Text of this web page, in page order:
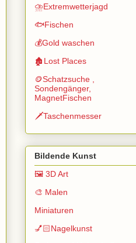
⛈️Extremwetterjagd
🐟Fischen
💰Gold waschen
🏚️Lost Places
🪙Schatzsuche ,
Sondengänger,
MagnetFischen
🗡️Taschenmesser
Bildende Kunst
🖼️ 3D Art
🎨 Malen
Miniaturen
💅🏻Nagelkunst